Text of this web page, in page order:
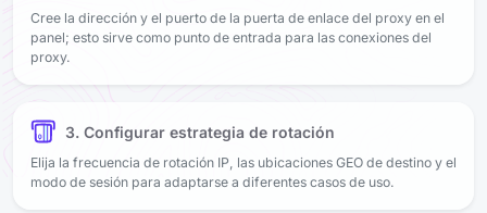
Cree la dirección y el puerto de la puerta de enlace del proxy en el
panel; esto sirve como punto de entrada para las conexiones del
proxy.
3. Configurar estrategia de rotación
Elija la frecuencia de rotación IP, las ubicaciones GEO de destino y el
modo de sesión para adaptarse a diferentes casos de uso.